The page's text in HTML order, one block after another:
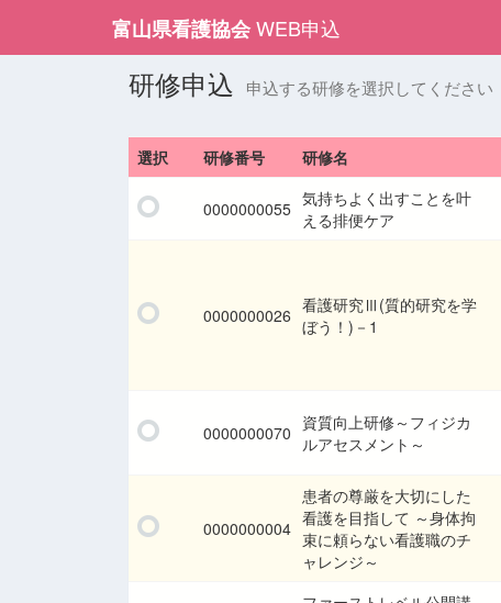
富山県看護協会WEB申込
研修申込 申込する研修を選択してください
選択 研修番号 研修名
0000000055 気持ちよく出すことを叶
える排便ケア
0000000026 看護研究Ⅲ(質的研究を学
ぼう！)－1
0000000070 資質向上研修～フィジカ
ルアセスメント～
0000000004
患者の尊厳を大切にした
看護を目指して ～身体拘
束に頼らない看護職のチ
ャレンジ～